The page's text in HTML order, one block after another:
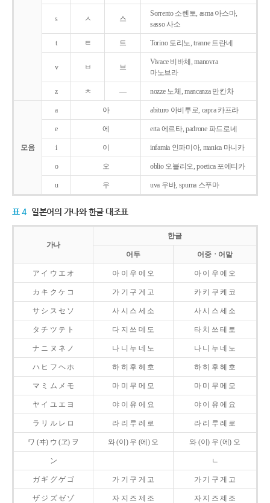
s ㅅ 스
Sorrento 소렌토, asma 아스마,
sasso 사소
t ㅌ 트 Torino 토리노, tranne 트란네
v ㅂ 브
Vivace 비바체, manovra
마노브라
z ㅊ ― nozze 노체, mancanza 만칸차
모음
a 아 abituro 아비투로, capra 카프라
e 에 erta 에르타, padrone 파드로네
i 이 infamia 인파미아, manica 마니카
o 오 oblio 오블리오, poetica 포에티카
u 우 uva 우바, spuma 스푸마
표 4 일본어의 가나와 한글 대조표
가나
한글
어두 어중ㆍ어말
ア イ ウ エ オ 아 이 우 에 오 아 이 우 에 오
カ キ ク ケ コ 가 기 구 게 고 카 키 쿠 케 코
サ シ ス セ ソ 사 시 스 세 소 사 시 스 세 소
タ チ ツ テ ト 다 지 쓰 데 도 타 치 쓰 테 토
ナ ニ ヌ ネ ノ 나 니 누 네 노 나 니 누 네 노
ハ ヒ フ ヘ ホ 하 히 후 헤 호 하 히 후 헤 호
マ ミ ム メ モ 마 미 무 메 모 마 미 무 메 모
ヤ イ ユ エ ヨ 야 이 유 에 요 야 이 유 에 요
ラ リ ル レ ロ 라 리 루 레 로 라 리 루 레 로
ワ (ヰ) ウ (ヱ) ヲ 와 (이) 우 (에) 오 와 (이) 우 (에) 오
ン ㄴ
ガ ギ グ ゲ ゴ 가 기 구 게 고 가 기 구 게 고
ザ ジ ズ ゼ ゾ 자 지 즈 제 조 자 지 즈 제 조